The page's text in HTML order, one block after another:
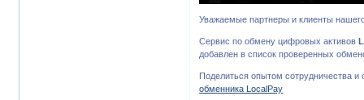
Уважаемые партнеры и клиенты
Сервис по обмену цифровых активов
добавлен в список проверенных
Поделиться опытом сотрудничества
обменника LocalPay